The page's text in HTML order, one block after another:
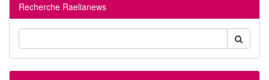
Recherche Raelianews